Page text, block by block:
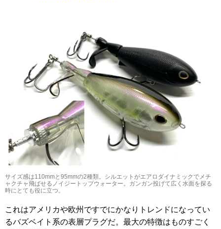
サイズ感は110mmと95mmの2種類。シルエットがエアロダイナミックでメチ
ャクチャ飛ばせるノイジートップウォーター。ガンガン投げて広く水面を探る
時にとても役に立つ。
これはアメリカや欧州ですでにかなりトレンドになってい
るバズベイト系の表層プラグだ。最大の特徴はものすごく